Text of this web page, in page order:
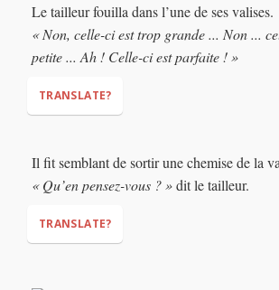
Le tailleur fouilla dans l’une de ses valises.
« Non, celle-ci est trop grande ... Non ...
petite ... Ah ! Celle-ci est parfaite ! »
TRANSLATE?
“No, this one is too big… No… this one is too
This one is perfect!”
Il fit semblant de sortir une chemise de la
« Qu’en pensez-vous ? »dit le tailleur.
TRANSLATE?